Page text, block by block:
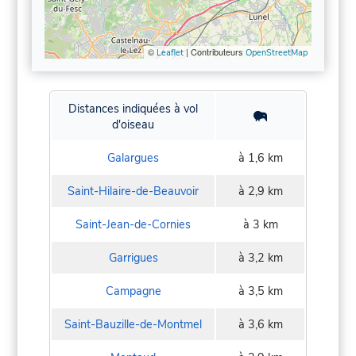
©Leaflet| ContributeursOpenStreetMap
Distances indiquées à vol
d'oiseau
Galargues à 1,6 km
Saint-Hilaire-de-Beauvoir à 2,9 km
Saint-Jean-de-Cornies à 3 km
Garrigues à 3,2 km
Campagne à 3,5 km
Saint-Bauzille-de-Montmel à 3,6 km